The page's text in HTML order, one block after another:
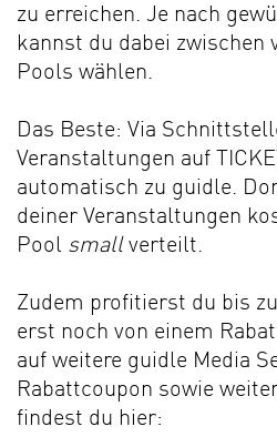
zu erreichen. Je nach
kannst du dabei zwischen
Pools wählen.
Das Beste: Via
Veranstaltungen auf
automatisch zu guidle.
deiner Veranstaltungen
Pool small verteilt.
Zudem profitierst du bis
erst noch von einem
auf weitere guidle Media
Rabattcoupon sowie
findest du hier: